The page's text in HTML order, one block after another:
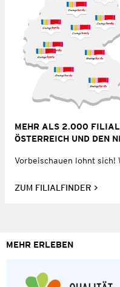
MEHR ALS 2.000
ÖSTERREICH UND DEN
Vorbeischauen lohnt sich!
ZUM FILIALFINDER
MEHR ERLEBEN